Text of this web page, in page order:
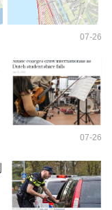
07-26
07-26